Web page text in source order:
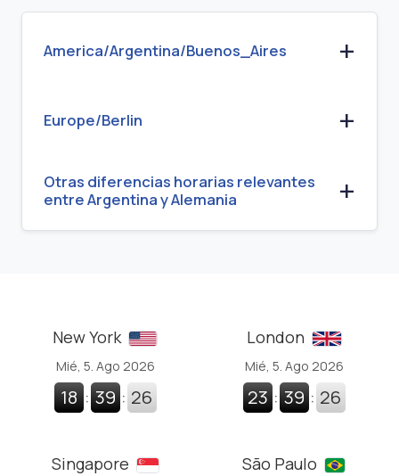
America/Argentina/Buenos_Aires
Europe/Berlin
Otras diferencias horarias relevantes
entre Argentina y Alemania
New York
Mié, 5. Ago 2026
18 : 39 : 27
London
Mié, 5. Ago 2026
23 : 39 : 27
Singapore São Paulo